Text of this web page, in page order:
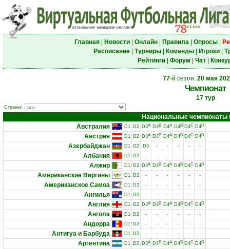
Главная| Новости| Онлайн| Правила| Опросы|
Расписание| Турниры| Команды| Игроки|
Рейтинги| Форум Чат|
77-й сезон. 20 мая
Чемпионат
17 тур
Страны:
Национальные чемпионаты
Австралия
D1 D2 D3A D3B D4A D4B D4C D4D
Австрия D1 D2 D3A D3B D4A D4B D4C D4D
Азербайджан D1 D2 D3 - - - - -
Албания D1 D2 - - - - - -
Алжир D1 D2 D3A D3B D4A D4B D4C D4D
Американские Виргины D1 D2 - - - - - -
Американское Самоа D1 D2 - - - - - -
Ангилья D1 D2 - - - - - -
Англия D1 D2 D3A D3B D4A D4B D4C D4D
Ангола D1 D2 - - - - - -
Андорра D1 D2 - - - - - -
Антигуа и Барбуда D1 D2 - - - - - -
Аргентина D1 D2 D3A D3B D4A D4B D4C D4D